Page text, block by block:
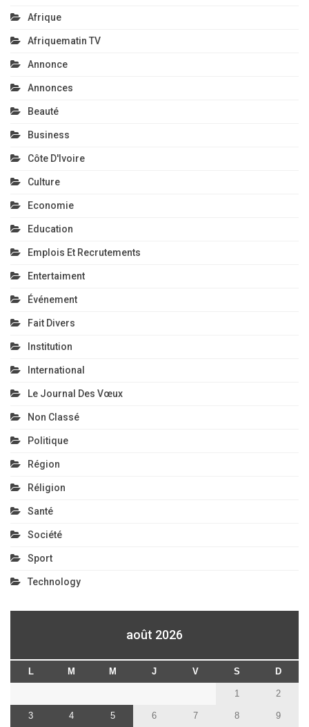
Afrique
Afriquematin TV
Annonce
Annonces
Beauté
Business
Côte D'Ivoire
Culture
Economie
Education
Emplois Et Recrutements
Entertaiment
Événement
Fait Divers
Institution
International
Le Journal Des Vœux
Non Classé
Politique
Région
Réligion
Santé
Société
Sport
Technology
août 2026
L M M J V S D
1 2
3 4 5 6 7 8 9